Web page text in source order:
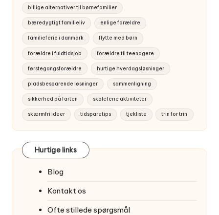
billige alternativer til børnefamilier
bæredygtigt familieliv enlige forældre
familieferie i danmark flytte med børn
forældre i fuldtidsjob forældre til teenagere
førstegangsforældre hurtige hverdagsløsninger
pladsbesparende løsninger sammenligning
sikkerhed på farten skoleferie aktiviteter
skærmfri ideer tidsparetips tjekliste trin for trin
Hurtige links
Blog
Kontakt os
Ofte stillede spørgsmål